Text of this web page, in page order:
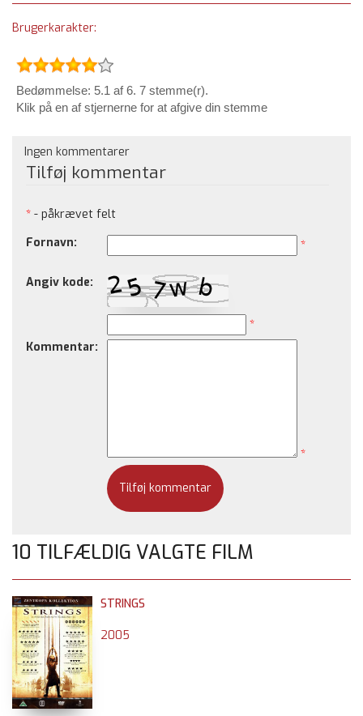
Brugerkarakter:
Bedømmelse: 5.1 af 6. 7 stemme(r).
Klik på en af stjernerne for at afgive din stemme
Ingen kommentarer
Tilføj kommentar
* - påkrævet felt
Fornavn:
*
Angiv kode:
*
Kommentar:
*
10 TILFÆLDIG VALGTE FILM
STRINGS
2005